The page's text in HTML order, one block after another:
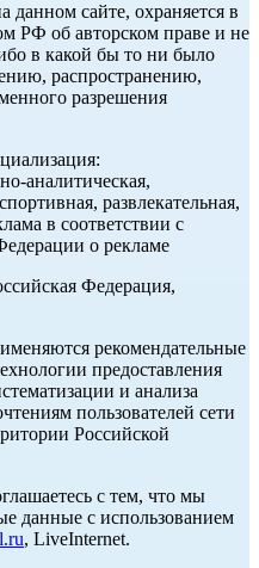
сайте, охраняется в
РФ об авторском праве и не
в какой бы то ни было
распространению,
разрешения
аналитическая,
развлекательная,
в соответствии с
о рекламе
Федерация,
рекомендательные
предоставления
и анализа
пользователей сети
Российской
с тем, что мы
данные с использованием
, LiveInternet.